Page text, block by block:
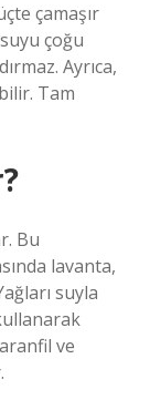
çamaşır
suyu çoğu
Ayrıca,
Tam
Bu
lavanta,
suyla
ve